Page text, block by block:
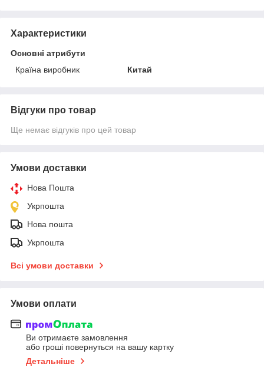
Характеристики
Основні атрибути
Країна виробник
Китай
Відгуки про товар
Ще немає відгуків про цей товар
Умови доставки
Нова Пошта
Укрпошта
Нова пошта
Укрпошта
Всі умови доставки
Умови оплати
Ви отримаєте замовлення
або гроші повернуться на вашу картку
Детальніше